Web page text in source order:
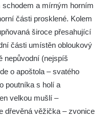
areálu
– Boží
– Pieta
a mírným horním
části prosklené. Kolem
široce přesahující
části umístěn obloukový
nepůvodní (nejspíš
o apoštola – svatého
poutníka s holí a
velkou mušlí –
dřevěná věžička – zvonice